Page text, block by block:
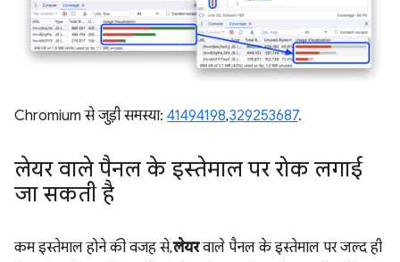
Chromium से जुड़ी समस्या: 41494198,329253687.
लेयर वाले पैनल के इस्तेमाल पर रोक लगाई
जा सकती है
कम इस्तेमाल होने की वजह से,लेयरवाले पैनल के इस्तेमाल पर जल्द ही